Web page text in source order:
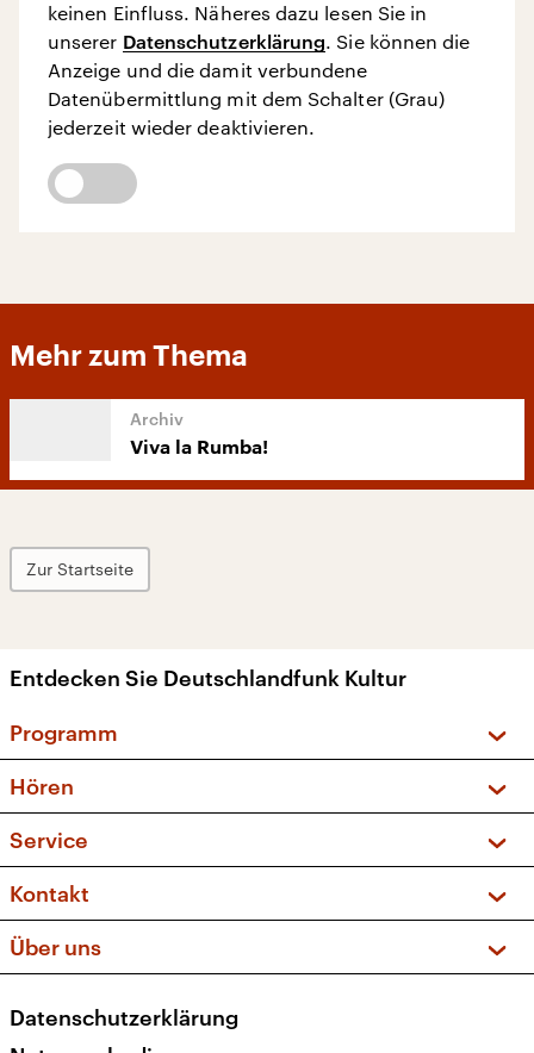
keinen Einfluss. Näheres dazu lesen Sie in
unserer Datenschutzerklärung. Sie können die
Anzeige und die damit verbundene
Datenübermittlung mit dem Schalter (Grau)
jederzeit wieder deaktivieren.
Mehr zum Thema
Viva la Rumba!
Zur Startseite
Entdecken Sie Deutschlandfunk Kultur
Programm
Sendungen und Podcasts
Musikliste
Kakadu – Das Kinderprogramm
Hören
Frequenzen (UKW + DAB+)
Service
FAQ
Apps
Newsletter
Veranstaltungen
Kontakt
Social Media
Über uns
Presse
Datenschutzerklärung